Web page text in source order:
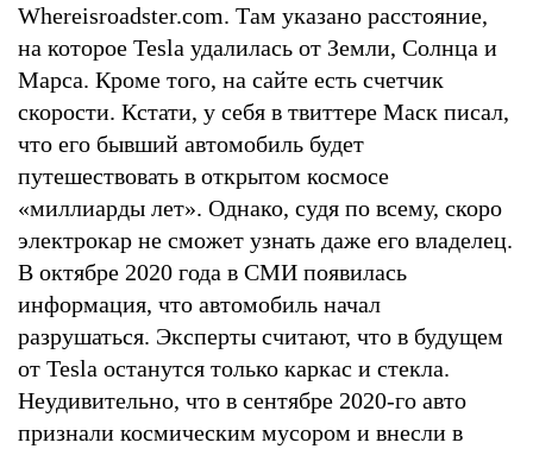
Whereisroadster.com. Там указано расстояние,
на которое Tesla удалилась от Земли, Солнца и
Марса. Кроме того, на сайте есть счетчик
скорости. Кстати, у себя в твиттере Маск писал,
что его бывший автомобиль будет
путешествовать в открытом космосе
«миллиарды лет». Однако, судя по всему, скоро
электрокар не сможет узнать даже его владелец.
В октябре 2020 года в СМИ появилась
информация, что автомобиль начал
разрушаться. Эксперты считают, что в будущем
от Tesla останутся только каркас и стекла.
Неудивительно, что в сентябре 2020-го авто
признали космическим мусором и внесли в